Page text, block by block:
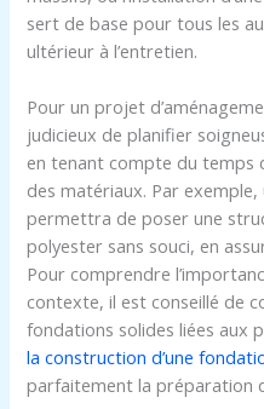
sert de base pour tous les
ultérieur à l’entretien.
Pour un projet
judicieux de planifier
en tenant compte du temps
des matériaux. Par
permettra de poser une
polyester sans souci, en
Pour comprendre
contexte, il est conseillé de
fondations solides liées aux
la construction d’une
parfaitement la préparation